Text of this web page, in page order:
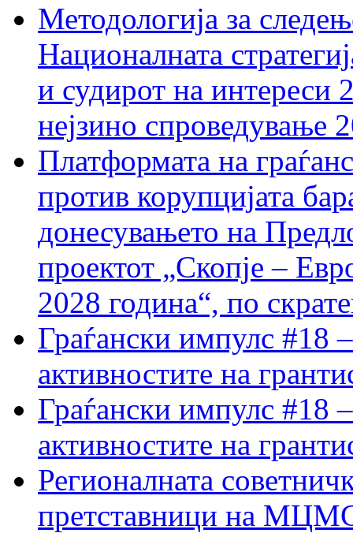
Методологија за
Националната
и судирот на интереси
нејзино спроведување
Платформата на
против корупцијата
донесувањето на
проектот „Скопје –
2028 година“, по
Граѓански импулс #18
активностите на
Граѓански импулс #18
активностите на
Регионалната
претставници на МЦМС